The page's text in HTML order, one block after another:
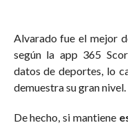
Alvarado fue el mejor
según la app 365
datos de deportes, lo
demuestra su gran nivel.
De hecho, si mantiene